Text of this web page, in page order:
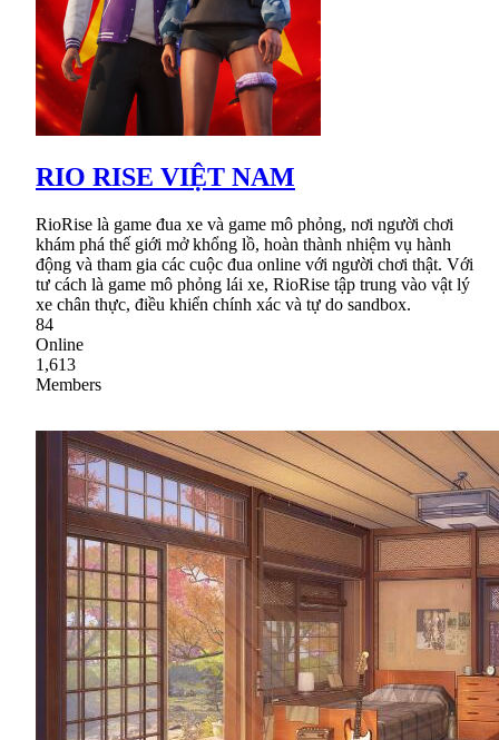
RIO RISE VIỆT NAM
RioRise là game đua xe và game mô phỏng, nơi người chơi
khám phá thế giới mở khổng lồ, hoàn thành nhiệm vụ hành
động và tham gia các cuộc đua online với người chơi thật. Với
tư cách là game mô phỏng lái xe, RioRise tập trung vào vật lý
xe chân thực, điều khiển chính xác và tự do sandbox.
84
Online
1,613
Members